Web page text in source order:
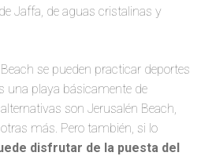
Jaffa, de aguas cristalinas y
se pueden practicar deportes
una playa básicamente de
son Jerusalén Beach,
más. Pero también, si lo
disfrutar de la puesta del